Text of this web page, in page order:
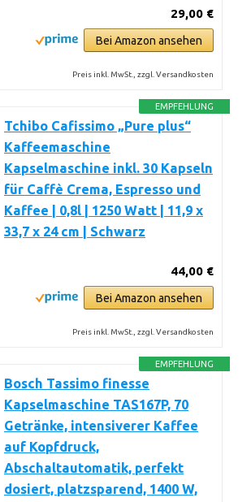
29,00 €
Bei Amazon ansehen
Preis inkl. MwSt., zzgl. Versandkosten
EMPFEHLUNG
Tchibo Cafissimo „Pure plus“
Kaffeemaschine
Kapselmaschine inkl. 30 Kapseln
für Caffè Crema, Espresso und
Kaffee | 0,8l | 1250 Watt | 11,9 x
33,7 x 24 cm | Schwarz
44,00 €
Bei Amazon ansehen
Preis inkl. MwSt., zzgl. Versandkosten
EMPFEHLUNG
Bosch Tassimo finesse
Kapselmaschine TAS167P, 70
Getränke, intensiverer Kaffee
auf Kopfdruck,
Abschaltautomatik, perfekt
dosiert, platzsparend, 1400 W,